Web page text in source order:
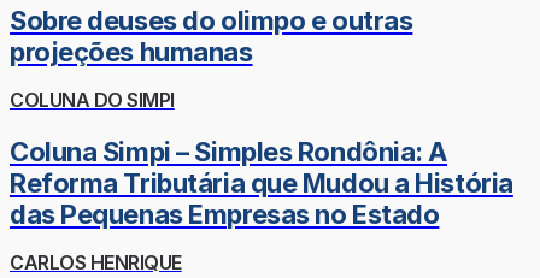
Sobre deuses do olimpo e outras
projeções humanas
COLUNA DO SIMPI
Coluna Simpi – Simples Rondônia: A
Reforma Tributária que Mudou a História
das Pequenas Empresas no Estado
CARLOS HENRIQUE